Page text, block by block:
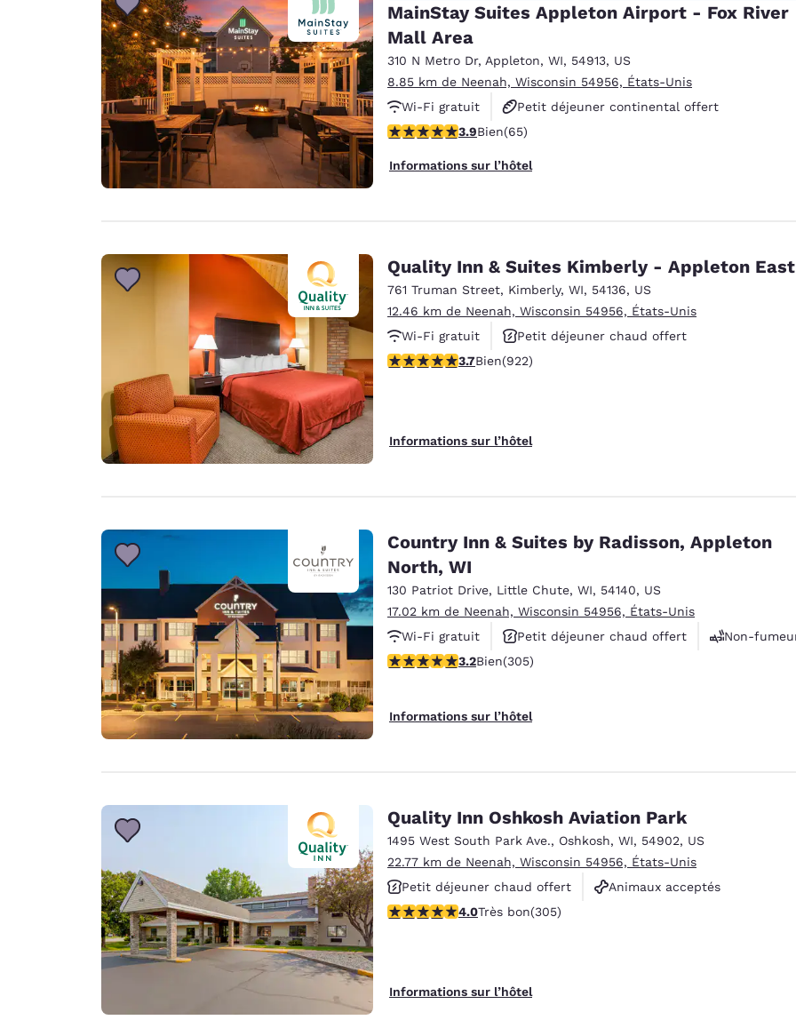
MainStay Suites Appleton Airport - Fox River
Mall Area
310 N Metro Dr, Appleton, WI, 54913, US
8.85 km de Neenah, Wisconsin 54956, États-Unis
Wi-Fi gratuit
Petit déjeuner continental offert
Petit déjeuner à emporter gratuit
3.88 étoiles. Bien. 65 commentaires
3.9Bien(65)
Informations sur l’hôtel
Quality Inn & Suites Kimberly - Appleton East
761 Truman Street, Kimberly, WI, 54136, US
12.46 km de Neenah, Wisconsin 54956, États-Unis
Wi-Fi gratuit
Petit déjeuner chaud offert
Animaux acceptés
3.74 étoiles. Bien. 922 commentaires
3.7Bien(922)
Informations sur l’hôtel
Country Inn & Suites by Radisson, Appleton
North, WI
130 Patriot Drive, Little Chute, WI, 54140, US
17.02 km de Neenah, Wisconsin 54956, États-Unis
Wi-Fi gratuit
Petit déjeuner chaud offert
Non-
3.24 étoiles. Bien. 305 commentaires
3.2Bien(305)
Informations sur l’hôtel
Quality Inn Oshkosh Aviation Park
1495 West South Park Ave., Oshkosh, WI, 54902, US
22.77 km de Neenah, Wisconsin 54956, États-Unis
Petit déjeuner chaud offert
Animaux acceptés
Non-fumeurs
4.01 étoiles. Très bon. 305 commentaires
4.0Très bon(305)
Informations sur l’hôtel